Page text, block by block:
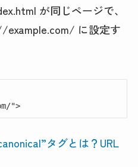
が同じページで、
example.com/ に設定す
">
タグとは？URL